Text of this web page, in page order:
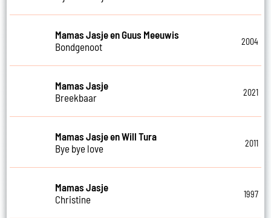
Mamas Jasje en Guus Meeuwis
Bondgenoot
2004
Mamas Jasje
Breekbaar
2021
Mamas Jasje en Will Tura
Bye bye love
2011
Mamas Jasje
Christine
1997